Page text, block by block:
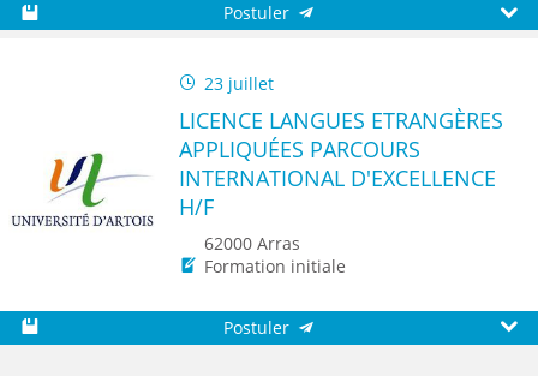
Postuler
23 juillet
LICENCE LANGUES ETRANGÈRES
APPLIQUÉES PARCOURS
INTERNATIONAL D'EXCELLENCE
H/F
62000 Arras
Formation initiale
Postuler